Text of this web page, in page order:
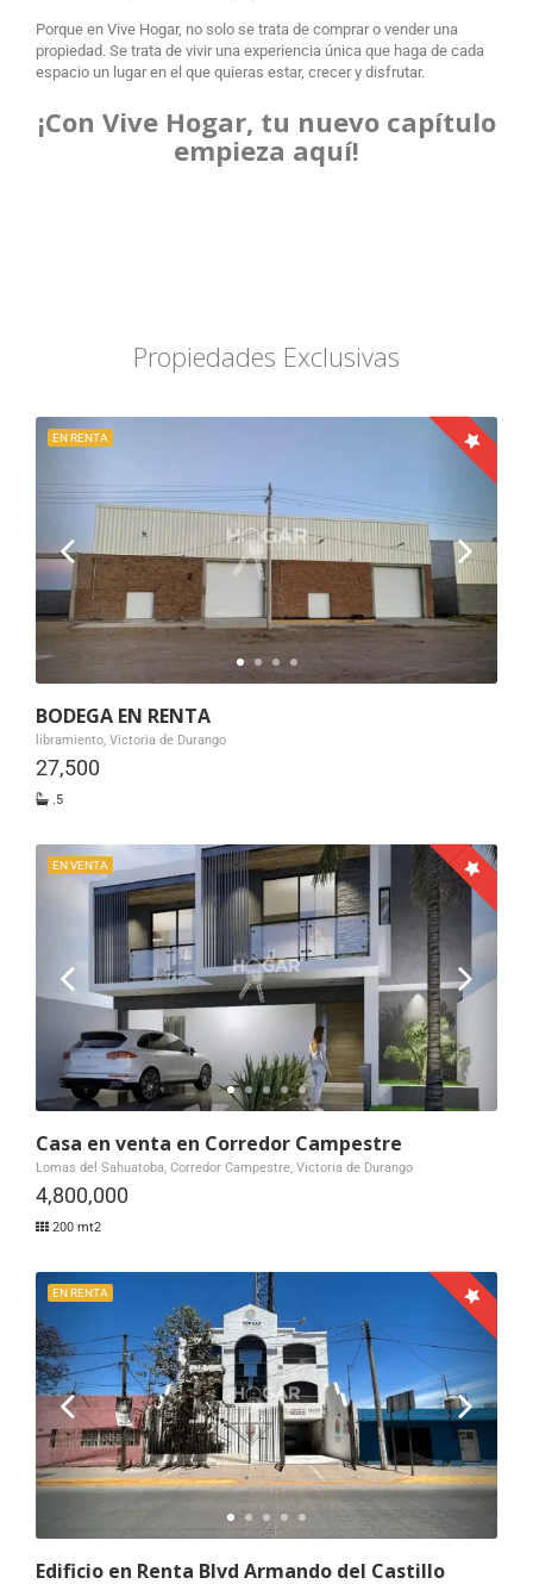
Porque en Vive Hogar, no solo se trata de comprar o vender una
propiedad. Se trata de vivir una experiencia única que haga de cada
espacio un lugar en el que quieras estar, crecer y disfrutar.
¡Con Vive Hogar, tu nuevo capítulo
empieza aquí!
Propiedades Exclusivas
EN RENTA
BODEGA EN RENTA
libramiento, Victoria de Durango
27,500
.5
EN VENTA
Casa en venta en Corredor Campestre
Lomas del Sahuatoba, Corredor Campestre, Victoria de Durango
4,800,000
200 mt2
EN RENTA
Edificio en Renta Blvd Armando del Castillo